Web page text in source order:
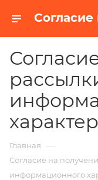
Главная —
Согласие на
информационного